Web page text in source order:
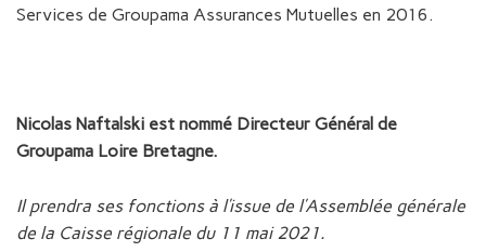
Services de Groupama Assurances Mutuelles en 2016.
Nicolas Naftalski est nommé Directeur Général de
Groupama Loire Bretagne.
Il prendra ses fonctions à l’issue de l’Assemblée générale
de la Caisse régionale du 11 mai 2021.